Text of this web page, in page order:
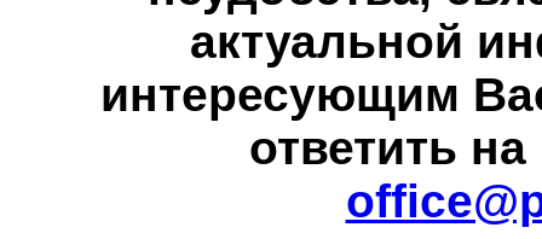
актуальной
интересующим
ответить